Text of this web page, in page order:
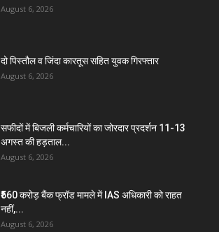
August 6, 2026
दो पिस्तौल व जिंदा कारतूस सहित युवक गिरफ्तार
August 6, 2026
सफीदों में बिजली कर्मचारियों का जोरदार प्रदर्शन 11-13
अगस्त की हड़ताल...
August 6, 2026
₹560 करोड़ बैंक फ्रॉड मामले में IAS अधिकारी को राहत
नहीं,...
August 6, 2026